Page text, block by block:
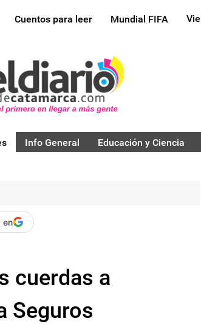
Cuentos para leer Mundial FIFA
Info General Educación y Ciencia
en
cuerdas a
Seguros